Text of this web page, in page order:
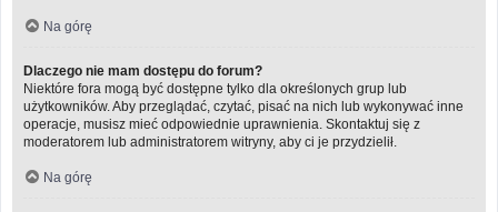
Na górę
Dlaczego nie mam dostępu do forum?
Niektóre fora mogą być dostępne tylko dla określonych grup lub
użytkowników. Aby przeglądać, czytać, pisać na nich lub wykonywać inne
operacje, musisz mieć odpowiednie uprawnienia. Skontaktuj się z
moderatorem lub administratorem witryny, aby ci je przydzielił.
Na górę